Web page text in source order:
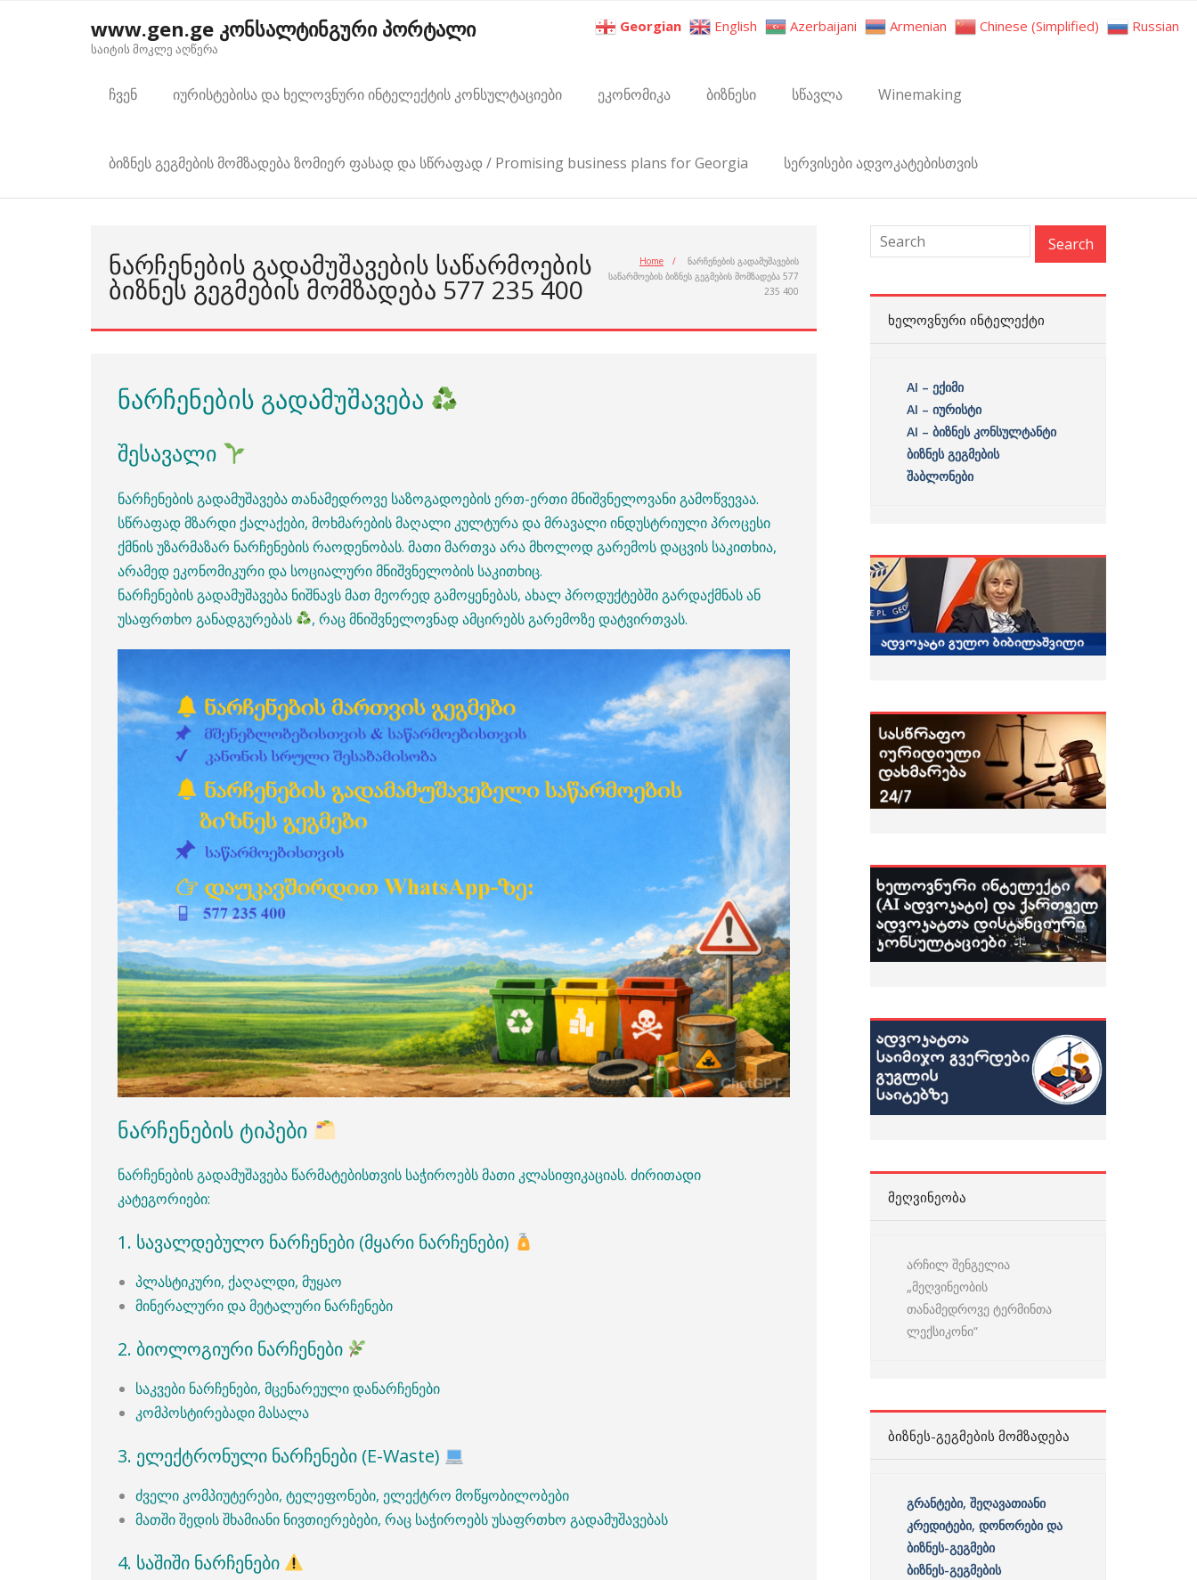
www.gen.ge კონსალტინგური პორტალი
საიტის მოკლე აღწერა
ჩვენ იურისტებისა და ხელოვნური ინტელექტის კონსულტაციები ეკონომიკა ბიზნესი სწავლა Winemaking
ბიზნეს გეგმების მომზადება ზომიერ ფასად და სწრაფად / Promising business plans for Georgia სერვისები ადვოკატებისთვის
ᲜᲐᲠᲩᲔᲜᲔᲑᲘᲡ ᲒᲐᲓᲐᲛᲣᲨᲐᲕᲔᲑᲘᲡ ᲡᲐᲬᲐᲠᲛᲝᲔᲑᲘᲡ
ᲑᲘᲖᲜᲔᲡ ᲒᲔᲒᲛᲔᲑᲘᲡ ᲛᲝᲛᲖᲐᲓᲔᲑᲐ 577 235 400
Home /
ნარჩენების გადამუშავების
საწარმოების ბიზნეს გეგმების მომზადება 577
235 400
ნარჩენების გადამუშავება
შესავალი
ნარჩენების გადამუშავება თანამედროვე საზოგადოების ერთ-ერთი მნიშვნელოვანი გამოწვევაა.
სწრაფად მზარდი ქალაქები, მოხმარების მაღალი კულტურა და მრავალი ინდუსტრიული პროცესი
ქმნის უზარმაზარ ნარჩენების რაოდენობას. მათი მართვა არა მხოლოდ გარემოს დაცვის საკითხია,
არამედ ეკონომიკური და სოციალური მნიშვნელობის საკითხიც.
ნარჩენების გადამუშავება ნიშნავს მათ მეორედ გამოყენებას, ახალ პროდუქტებში გარდაქმნას ან
უსაფრთხო განადგურებას
, რაც მნიშვნელოვნად ამცირებს გარემოზე დატვირთვას.
ნარჩენების ტიპები
ნარჩენების გადამუშავება წარმატებისთვის საჭიროებს მათი კლასიფიკაციას. ძირითადი
კატეგორიები:
1. სავალდებულო ნარჩენები (მყარი ნარჩენები)
პლასტიკური, ქაღალდი, მუყაო
მინერალური და მეტალური ნარჩენები
2. ბიოლოგიური ნარჩენები
საკვები ნარჩენები, მცენარეული დანარჩენები
კომპოსტირებადი მასალა
3. ელექტრონული ნარჩენები (E-Waste)
ძველი კომპიუტერები, ტელეფონები, ელექტრო მოწყობილობები
მათში შედის შხამიანი ნივთიერებები, რაც საჭიროებს უსაფრთხო გადამუშავებას
4. საშიში ნარჩენები
ᲮᲔᲚᲝᲕᲜᲣᲠᲘ ᲘᲜᲢᲔᲚᲔᲥᲢᲘ
AI – ექიმი
AI – იურისტი
AI – ბიზნეს კონსულტანტი
ბიზნეს გეგმების
შაბლონები
ᲛᲔᲦᲕᲘᲜᲔᲝᲑᲐ
არჩილ შენგელია
„მეღვინეობის
თანამედროვე ტერმინთა
ლექსიკონი“
ᲑᲘᲖᲜᲔᲡ-ᲒᲔᲒᲛᲔᲑᲘᲡ ᲛᲝᲛᲖᲐᲓᲔᲑᲐ
გრანტები, შეღავათიანი
კრედიტები, დონორები და
ბიზნეს-გეგმები
ბიზნეს-გეგმების
Georgian English Azerbaijani Armenian Chinese (Simplified) Russian